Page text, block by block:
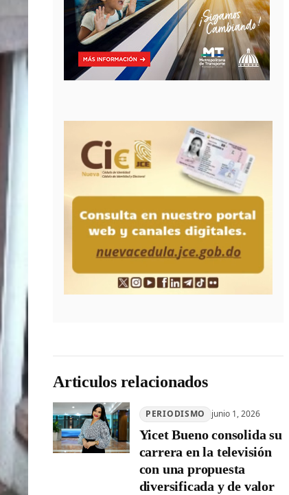
Articulos relacionados
PERIODISMO junio 1, 2026
Yicet Bueno consolida su
carrera en la televisión
con una propuesta
diversificada y de valor